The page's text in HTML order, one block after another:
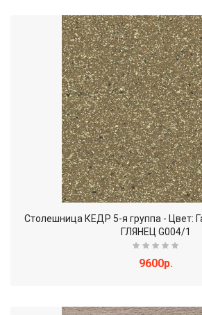
Столешница КЕДР 5-я группа - Цвет:
ГЛЯНЕЦ G004/1
9600р.